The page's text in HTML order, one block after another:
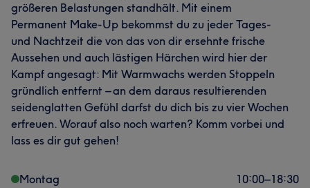
größeren Belastungen standhält. Mit einem
Permanent Make-Up bekommst du zu jeder Tages-
und Nachtzeit die von das von dir ersehnte frische
Aussehen und auch lästigen Härchen wird hier der
Kampf angesagt: Mit Warmwachs werden Stoppeln
gründlich entfernt – an dem daraus resultierenden
seidenglatten Gefühl darfst du dich bis zu vier Wochen
erfreuen. Worauf also noch warten? Komm vorbei und
lass es dir gut gehen!
Montag 10:00–18:30